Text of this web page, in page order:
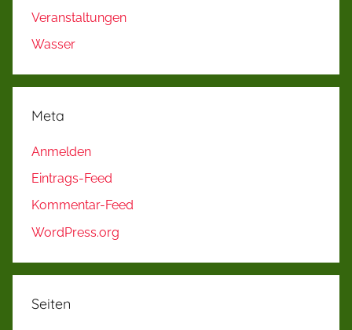
Veranstaltungen
Wasser
Meta
Anmelden
Eintrags-Feed
Kommentar-Feed
WordPress.org
Seiten